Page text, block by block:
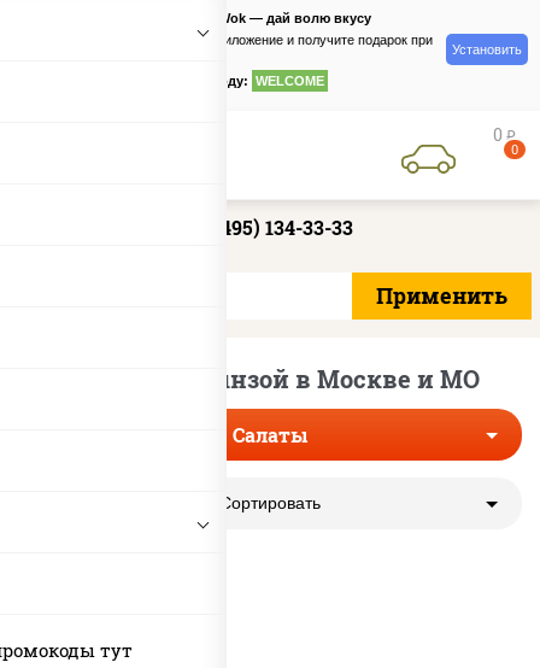
тут
PizzaSushiWok — дай волю вкусу
Скачайте приложение и получите подарок при
по промокоду: WELCOME
Установить
0 руб
0
+7 (495) 134-33-33
Салаты с брынзой в Москве и МО
Салаты
Сортировать